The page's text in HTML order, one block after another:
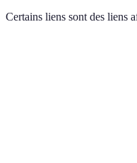
Certains liens sont des liens